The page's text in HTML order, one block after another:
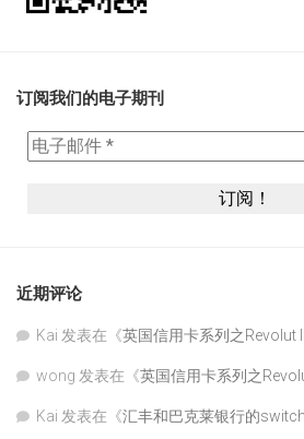
订阅我们的电子期刊
近期评论
Kai 发表在《英国信用卡系列之Revolut
wong 发表在《英国信用卡系列之
Kai 发表在《汇丰和巴克莱银行的